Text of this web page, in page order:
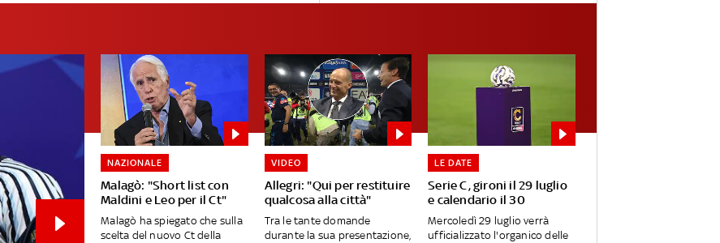
Malagò: "Short list con
Maldini e Leo per il Ct"
NAZIONALE
Malagò ha spiegato che sulla
scelta del nuovo Ct della
Allegri: "Qui per restituire
qualcosa alla città"
VIDEO
Tra le tante domande
durante la sua presentazione,
Serie C, gironi il 29 luglio
e calendario il 30
LE DATE
Mercoledì 29 luglio verrà
ufficializzato l'organico delle